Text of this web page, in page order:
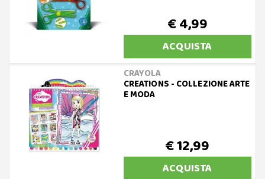
€ 4,99
ACQUISTA
CRAYOLA
CREATIONS - COLLEZIONE ARTE
E MODA
€ 12,99
ACQUISTA